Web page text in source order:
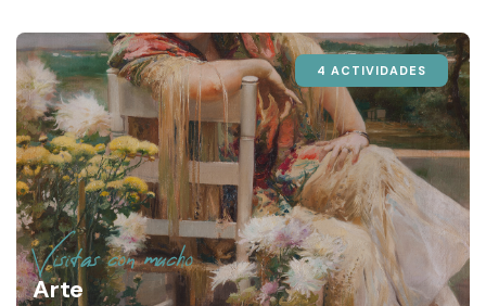
4 ACTIVIDADES
Visitas con mucho
Arte